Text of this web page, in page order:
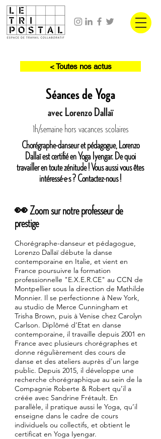
< Toutes nos actus
Séances de Yoga
avec Lorenzo Dallaï
1h/semaine hors vacances scolaires
Chorégraphe-danseur et pédagogue, Lorenzo
Dallaï est certifié en Yoga Iyengar. De quoi
travailler en toute zénitude ! Vous aussi vous êtes
intéressé·e·s ? Contactez-nous !
👀 Zoom sur notre professeur de
prestige
Chorégraphe-danseur et pédagogue,
Lorenzo Dallaï débute la danse
contemporaine en Italie, et vient en
France poursuivre la formation
professionnelle "E.X.E.R.CE" au CCN de
Montpellier sous la direction de Mathilde
Monnier. Il se perfectionne à New York,
au studio de Merce Cunningham et
Trisha Brown, puis à Venise chez Carolyn
Carlson. Diplômé d’Etat en danse
contemporaine, il travaille depuis 2001 en
France avec plusieurs chorégraphes et
donne régulièrement des cours de
danse et des ateliers auprès d’un large
public. Depuis 2015, il développe une
recherche chorégraphique au sein de la
Compagnie Roberte & Robert qu’il a
créée avec Sandrine Frétault. En
parallèle, il pratique aussi le Yoga, qu’il
enseigne dans le cadre de cours
individuels ou collectifs, et obtient le
certificat en Yoga Iyengar.